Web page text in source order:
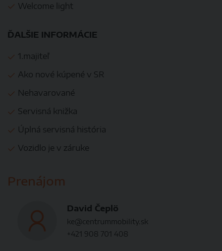
Welcome light
ĎALŠIE INFORMÁCIE
1.majiteľ
Ako nové kúpené v SR
Nehavarované
Servisná knižka
Úplná servisná história
Vozidlo je v záruke
Prenájom
David Čeplö
ke@centrummobility.sk
+421 908 701 408